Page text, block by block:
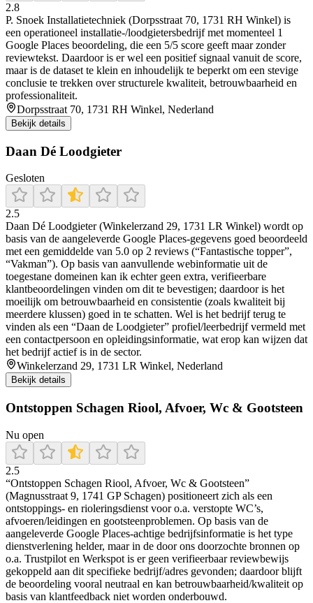
2.8
P. Snoek Installatietechniek (Dorpsstraat 70, 1731 RH Winkel) is
een operationeel installatie-/loodgietersbedrijf met momenteel 1
Google Places beoordeling, die een 5/5 score geeft maar zonder
reviewtekst. Daardoor is er wel een positief signaal vanuit de score,
maar is de dataset te klein en inhoudelijk te beperkt om een stevige
conclusie te trekken over structurele kwaliteit, betrouwbaarheid en
professionaliteit.
Dorpsstraat 70, 1731 RH Winkel, Nederland
Bekijk details
Daan Dé Loodgieter
Gesloten
2.5
Daan Dé Loodgieter (Winkelerzand 29, 1731 LR Winkel) wordt op
basis van de aangeleverde Google Places-gegevens goed beoordeeld
met een gemiddelde van 5.0 op 2 reviews (“Fantastische topper”,
“Vakman”). Op basis van aanvullende webinformatie uit de
toegestane domeinen kan ik echter geen extra, verifieerbare
klantbeoordelingen vinden om dit te bevestigen; daardoor is het
moeilijk om betrouwbaarheid en consistentie (zoals kwaliteit bij
meerdere klussen) goed in te schatten. Wel is het bedrijf terug te
vinden als een “Daan de Loodgieter” profiel/leerbedrijf vermeld met
een contactpersoon en opleidingsinformatie, wat erop kan wijzen dat
het bedrijf actief is in de sector.
Winkelerzand 29, 1731 LR Winkel, Nederland
Bekijk details
Ontstoppen Schagen Riool, Afvoer, Wc & Gootsteen
Nu open
2.5
“Ontstoppen Schagen Riool, Afvoer, Wc & Gootsteen”
(Magnusstraat 9, 1741 GP Schagen) positioneert zich als een
ontstoppings- en rioleringsdienst voor o.a. verstopte WC’s,
afvoeren/leidingen en gootsteenproblemen. Op basis van de
aangeleverde Google Places-achtige bedrijfsinformatie is het type
dienstverlening helder, maar in de door ons doorzochte bronnen op
o.a. Trustpilot en Werkspot is er geen verifieerbaar reviewbewijs
gekoppeld aan dit specifieke bedrijf/adres gevonden; daardoor blijft
de beoordeling vooral neutraal en kan betrouwbaarheid/kwaliteit op
basis van klantfeedback niet worden onderbouwd.